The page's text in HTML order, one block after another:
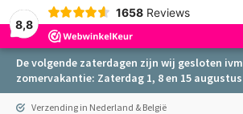
8,8
1658 Reviews
De volgende zaterdagen zijn wij gesloten ivm
zomervakantie: Zaterdag 1, 8 en 15 augustus
Verzending in Nederland & België